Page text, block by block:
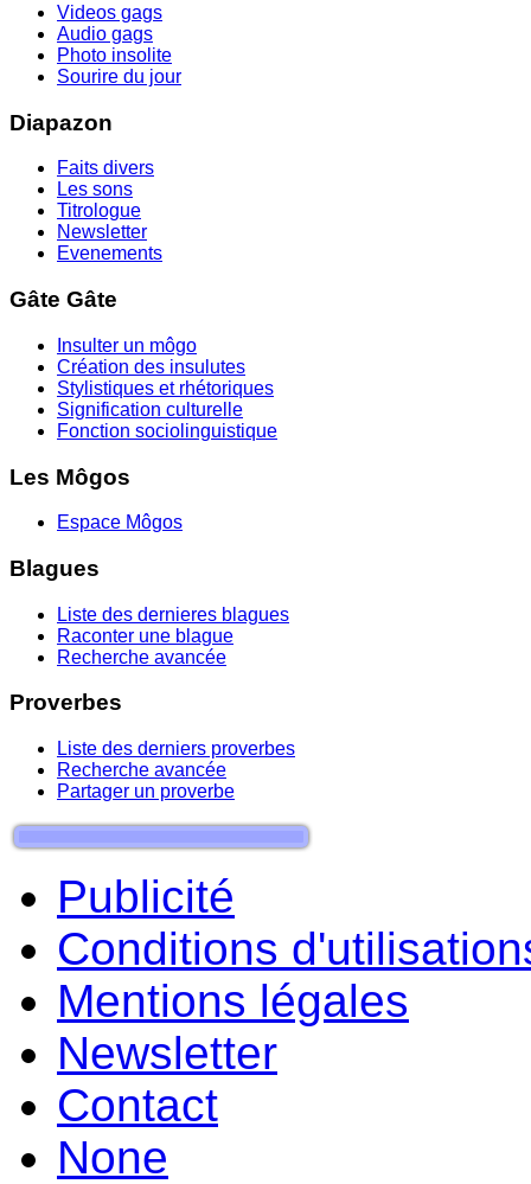
Videos gags
Audio gags
Photo insolite
Sourire du jour
Diapazon
Faits divers
Les sons
Titrologue
Newsletter
Evenements
Gâte Gâte
Insulter un môgo
Création des insulutes
Stylistiques et rhétoriques
Signification culturelle
Fonction sociolinguistique
Les Môgos
Espace Môgos
Blagues
Liste des dernieres blagues
Raconter une blague
Recherche avancée
Proverbes
Liste des derniers proverbes
Recherche avancée
Partager un proverbe
Publicité
Conditions
Mentions légales
Newsletter
Contact
None